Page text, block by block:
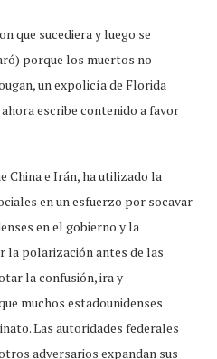
que sucediera y luego se
porque los muertos no
un expolicía de Florida
escribe contenido a favor
China e Irán, ha utilizado la
en un esfuerzo por socavar
en el gobierno y la
la polarización antes de las
la confusión, ira y
muchos estadounidenses
Las autoridades federales
adversarios expandan sus